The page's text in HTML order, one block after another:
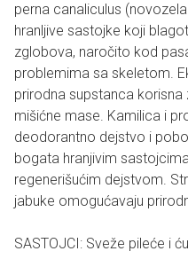
perna canaliculus
hranljive sastojke koji
zglobova, naročito kod
problemima sa skeletom.
prirodna supstanca
mišićne mase. Kamilica i
deodorantno dejstvo i
bogata hranjivim
regenerišućim dejstvom.
jabuke omogućavaju
SASTOJCI: Sveže pileće i